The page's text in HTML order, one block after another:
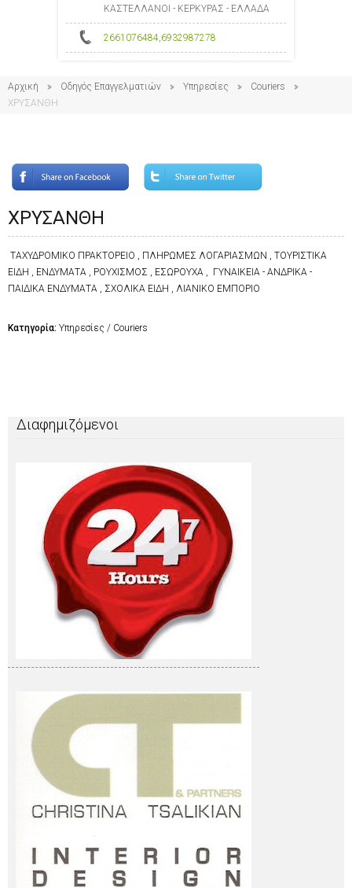
ΚΑΣΤΕΛΛΑΝΟΙ - ΚΕΡΚΥΡΑΣ - ΕΛΛΑΔΑ
2661076484,6932987278
Αρχική Οδηγός Επαγγελματιών Υπηρεσίες
Couriers
ΧΡΥΣΑΝΘΗ
ΧΡΥΣΑΝΘΗ
ΤΑΧΥΔΡΟΜΙΚΟ ΠΡΑΚΤΟΡΕΙΟ , ΠΛΗΡΩΜΕΣ ΛΟΓΑΡΙΑΣΜΩΝ , ΤΟΥΡΙΣΤΙΚΑ
ΕΙΔΗ , ΕΝΔΥΜΑΤΑ , ΡΟΥΧΙΣΜΟΣ , ΕΣΩΡΟΥΧΑ , ΓΥΝΑΙΚΕΙΑ - ΑΝΔΡΙΚΑ -
ΠΑΙΔΙΚΑ ΕΝΔΥΜΑΤΑ , ΣΧΟΛΙΚΑ ΕΙΔΗ , ΛΙΑΝΙΚΟ ΕΜΠΟΡΙΟ
Κατηγορία: Υπηρεσίες / Couriers
Διαφημιζόμενοι